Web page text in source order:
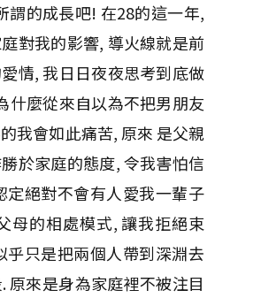
謂的成長吧! 在28的這一年,
對我的影響, 導火線就是前
情, 我日日夜夜思考到底做
什麼從來自以為不把男朋友
我會如此痛苦, 原來 是父親
於家庭的態度, 令我害怕信
定絕對不會有人愛我一輩子
母的相處模式, 讓我拒絕束
乎只是把兩個人帶到深淵去
原來是身為家庭裡不被注目